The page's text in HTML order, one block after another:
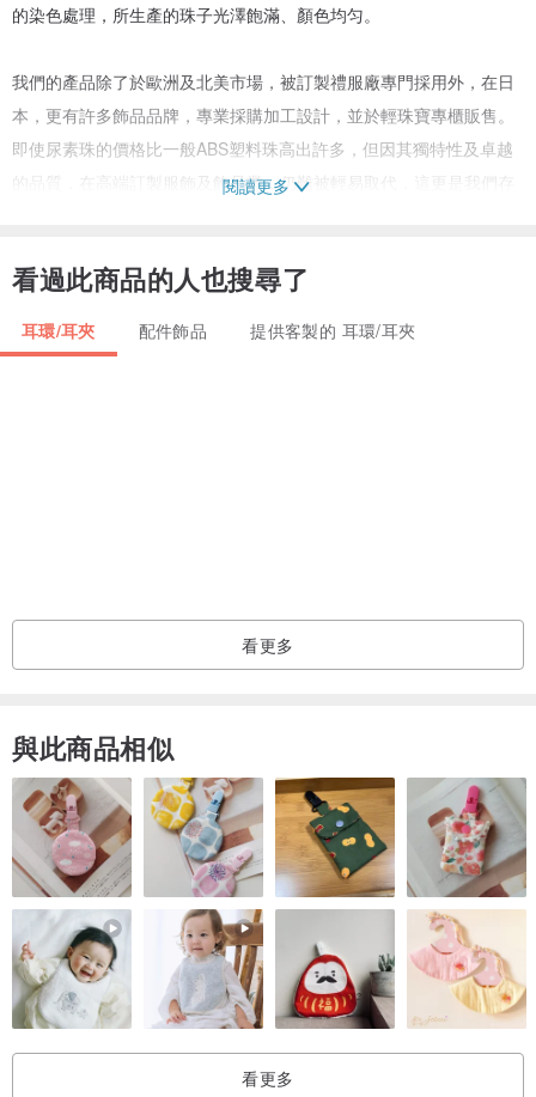
的染色處理，所生產的珠子光澤飽滿、顏色均匀。
我們的產品除了於歐洲及北美市場，被訂製禮服廠專門採用外，在日
本，更有許多飾品品牌，專業採購加工設計，並於輕珠寶專櫃販售。
即使尿素珠的價格比一般ABS塑料珠高出許多，但因其獨特性及卓越
的品質，在高端訂製服飾及飾品業，仍難被輕易取代，這更是我們存
成立這個工作室的初衷，是想要台灣的女孩們，不需到日本，即能以
珍珠下緣至耳夾U型下緣長度為0.8cm。
6mm 珠光白人造尿素珍珠 / 黃銅鍍18K真金
■保養方式
* 洗澡、泡溫泉、游泳，建議不配戴。
* 請勿直接接觸香水、乳液、酒精等化學物質。
* 大量流汗時、請勿配戴。
* 配戴後請使用使用軟布擦乾，並收納至夾鏈袋。
■ 產品包裝
閱讀更多
看過此商品的人也搜尋了
耳環/耳夾 配件飾品 提供客製的 耳環/耳夾
看更多
與此商品相似
看更多